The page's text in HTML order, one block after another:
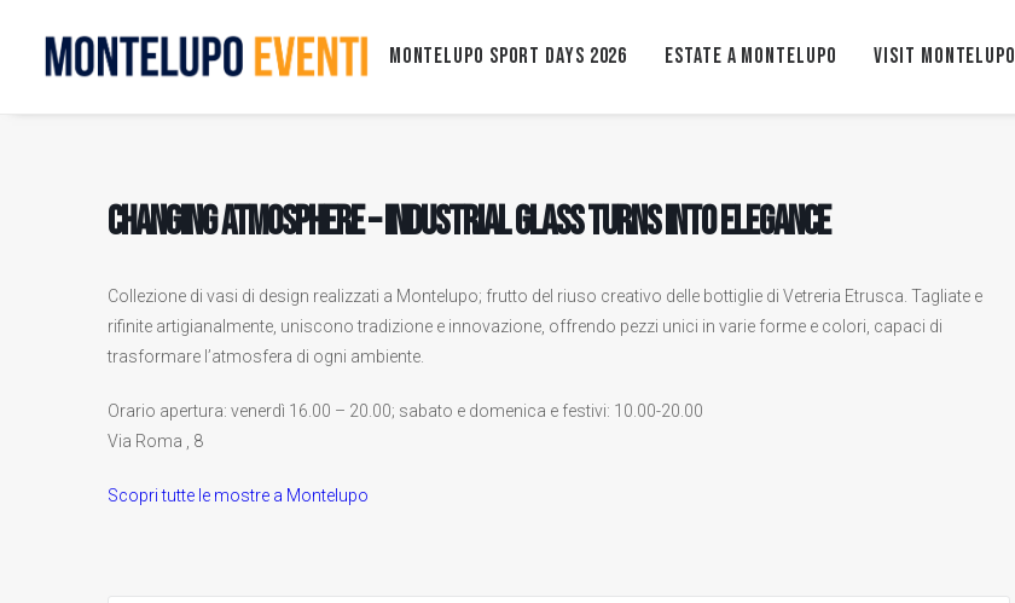
Montelupo Sport Days 2026 ESTATE A MONTELUPO VISIT MONTELUPO
CHANGING ATMOSPHERE – Industrial glass turns into elegance
Collezione di vasi di design realizzati a Montelupo; frutto del riuso creativo delle bottiglie di Vetreria Etrusca. Tagliate e
rifinite artigianalmente, uniscono tradizione e innovazione, offrendo pezzi unici in varie forme e colori, capaci di
trasformare l’atmosfera di ogni ambiente.
Orario apertura: venerdì 16.00 – 20.00; sabato e domenica e festivi: 10.00-20.00
Via Roma , 8
Scopri tutte le mostre a Montelupo